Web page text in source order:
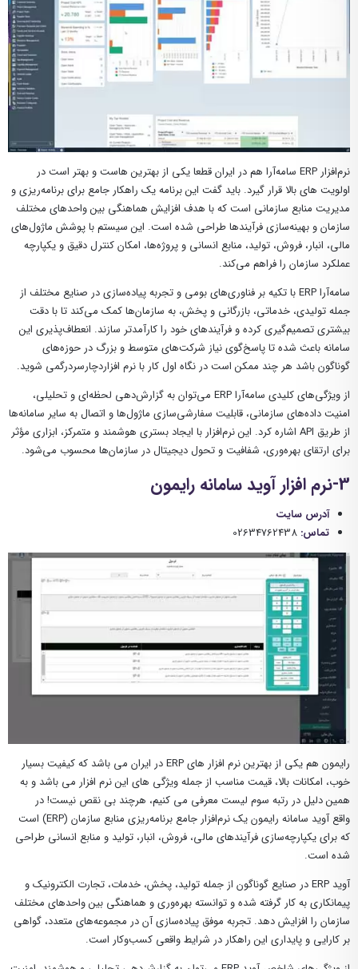
نرم‌افزار ERP سامه‌آرا هم در ایران قطعا یکی از بهترین هاست و بهتر است در
اولویت های بالا قرار گیرد. باید گفت این برنامه یک راهکار جامع برای برنامه‌ریزی و
مدیریت منابع سازمانی است که با هدف افزایش هماهنگی بین واحدهای مختلف
سازمان و بهینه‌سازی فرآیندها طراحی شده است. این سیستم با پوشش ماژول‌های
مالی، انبار، فروش، تولید، منابع انسانی و پروژه‌ها، امکان کنترل دقیق و یکپارچه
عملکرد سازمان را فراهم می‌کند.
سامه‌آرا ERP با تکیه بر فناوری‌های بومی و تجربه پیاده‌سازی در صنایع مختلف از
جمله تولیدی، خدماتی، بازرگانی و پخش، به سازمان‌ها کمک می‌کند تا با دقت
بیشتری تصمیم‌گیری کرده و فرآیندهای خود را کارآمدتر سازند. انعطاف‌پذیری این
سامانه باعث شده تا پاسخ‌گوی نیاز شرکت‌های متوسط و بزرگ در حوزه‌های
گوناگون باشد هر چند ممکن است در نگاه اول کار با نرم افزاردچارسردرگمی شوید.
از ویژگی‌های کلیدی سامه‌آرا ERP می‌توان به گزارش‌دهی لحظه‌ای و تحلیلی،
امنیت داده‌های سازمانی، قابلیت سفارشی‌سازی ماژول‌ها و اتصال به سایر سامانه‌ها
از طریق API اشاره کرد. این نرم‌افزار با ایجاد بستری هوشمند و متمرکز، ابزاری مؤثر
برای ارتقای بهره‌وری، شفافیت و تحول دیجیتال در سازمان‌ها محسوب می‌شود.
3-نرم افزار آوید سامانه رایمون
آدرس سایت
تماس: 02634762438
رایمون هم یکی از بهترین نرم افزار های ERP در ایران می باشد که کیفیت بسیار
خوب، امکانات بالا، قیمت مناسب از جمله ویژگی های این نرم افزار می باشد و به
همین دلیل در رتبه سوم لیست معرفی می کنیم، هرچند بی نقص نیست! در
واقع آوید سامانه رایمون یک نرم‌افزار جامع برنامه‌ریزی منابع سازمان (ERP) است
که برای یکپارچه‌سازی فرآیندهای مالی، فروش، انبار، تولید و منابع انسانی طراحی
شده است.
آوید ERP در صنایع گوناگون از جمله تولید، پخش، خدمات، تجارت الکترونیک و
پیمانکاری به کار گرفته شده و توانسته بهره‌وری و هماهنگی بین واحدهای مختلف
سازمان را افزایش دهد. تجربه موفق پیاده‌سازی آن در مجموعه‌های متعدد، گواهی
بر کارایی و پایداری این راهکار در شرایط واقعی کسب‌وکار است.